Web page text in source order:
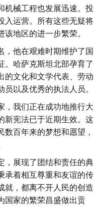
机械工程也发展迅速。投
入运营。所有这些无疑将
地区的进一步繁荣。
，他在艰难时期维护了国
。哈萨克斯坦北部孕育了
的文化和文学代表、劳动
以及优秀的执法人员。
，我们正在成功地推行大
新宪法已于近期生效。这
百年来的梦想和愿望，
，展现了团结和责任的典
承着相互尊重和友谊的传
就，都离不开人民的创造
国家的繁荣昌盛做出贡